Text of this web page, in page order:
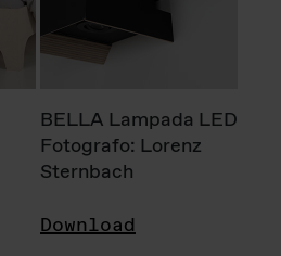
BELLA Lampada LED
Fotografo: Lorenz
Sternbach
Download